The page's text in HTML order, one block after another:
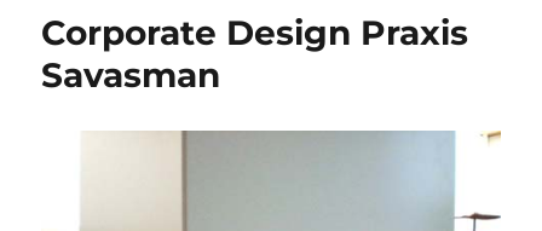
Corporate Design Praxis
Savasman